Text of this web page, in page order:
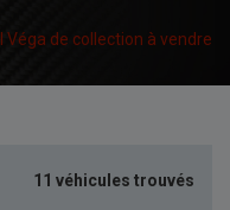
Véga de collection à vendre
11 véhicules trouvés